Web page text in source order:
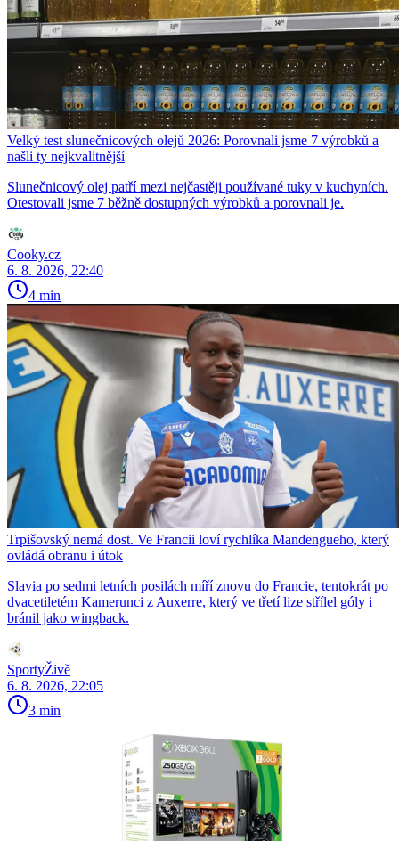
Velký test slunečnicových olejů 2026: Porovnali jsme 7 výrobků a
našli ty nejkvalitnější
Slunečnicový olej patří mezi nejčastěji používané tuky v kuchyních.
Otestovali jsme 7 běžně dostupných výrobků a porovnali je.
Cooky.cz
6. 8. 2026, 22:40
4 min
Trpišovský nemá dost. Ve Francii loví rychlíka Mandengueho, který
ovládá obranu i útok
Slavia po sedmi letních posilách míří znovu do Francie, tentokrát po
dvacetiletém Kamerunci z Auxerre, který ve třetí lize střílel góly i
bránil jako wingback.
SportyŽivě
6. 8. 2026, 22:05
3 min